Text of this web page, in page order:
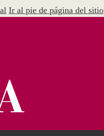
Ir al pie de página del sitio